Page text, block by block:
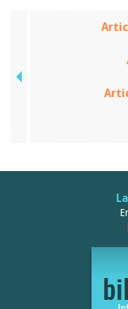
2024
2023
2022
2021
2020
2019
2018
2017
2016
2015
2014
2012